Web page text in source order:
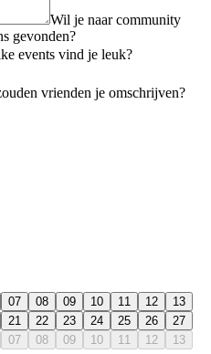
Wil je naar community
gevonden?
events vind je leuk?
vrienden je omschrijven?
07 08 09 10 11 12
13
21 22 23 24 25 26
27
07 08 09 10 11 12 13